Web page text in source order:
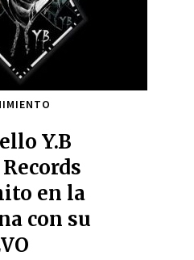
Y.B
en la
con su